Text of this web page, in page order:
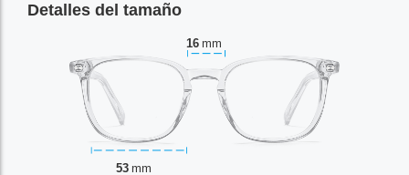
Detalles del tamaño
16 mm
53 mm